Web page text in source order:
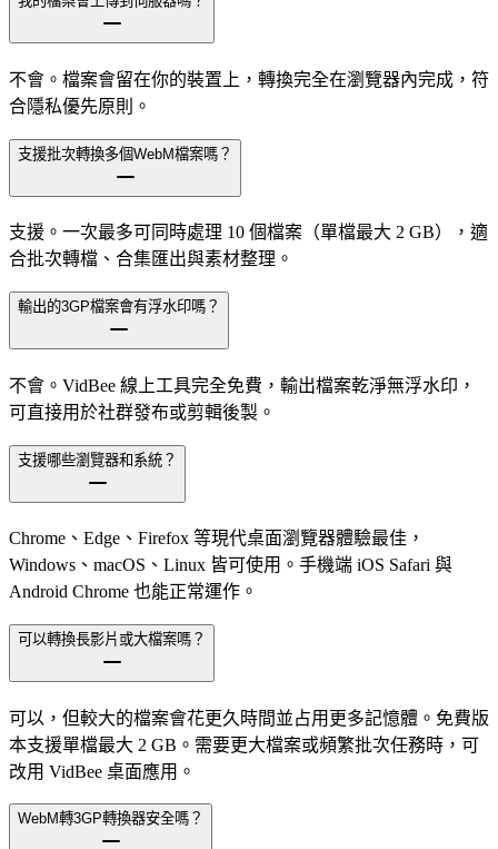
不會。檔案會留在你的裝置上，轉換完全在瀏覽器內完成，符
合隱私優先原則。
支援批次轉換多個WebM檔案嗎？
支援。一次最多可同時處理 10 個檔案（單檔最大 2 GB），適
合批次轉檔、合集匯出與素材整理。
輸出的3GP檔案會有浮水印嗎？
不會。VidBee 線上工具完全免費，輸出檔案乾淨無浮水印，
可直接用於社群發布或剪輯後製。
支援哪些瀏覽器和系統？
Chrome、Edge、Firefox 等現代桌面瀏覽器體驗最佳，
Windows、macOS、Linux 皆可使用。手機端 iOS Safari 與
Android Chrome 也能正常運作。
可以轉換長影片或大檔案嗎？
可以，但較大的檔案會花更久時間並占用更多記憶體。免費版
本支援單檔最大 2 GB。需要更大檔案或頻繁批次任務時，可
改用 VidBee 桌面應用。
WebM轉3GP轉換器安全嗎？